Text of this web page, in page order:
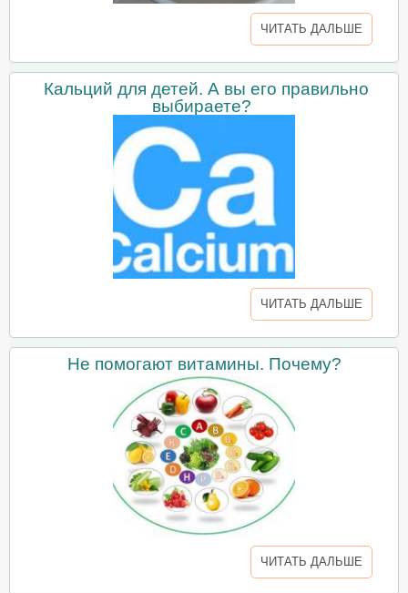
ЧИТАТЬ ДАЛЬШЕ
Кальций для детей. А вы его правильно
выбираете?
ЧИТАТЬ ДАЛЬШЕ
Не помогают витамины. Почему?
ЧИТАТЬ ДАЛЬШЕ